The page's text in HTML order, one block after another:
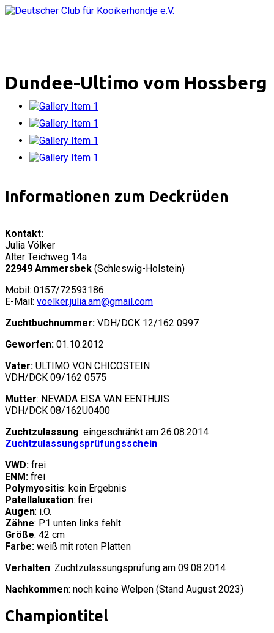
Dundee-Ultimo vom Hossberg
Informationen zum Deckrüden
Kontakt:
Julia Völker
Alter Teichweg 14a
22949 Ammersbek (Schleswig-Holstein)
Mobil: 0157/72593186
E-Mail: voelker.julia.am@gmail.com
Zuchtbuchnummer: VDH/DCK 12/162 0997
Geworfen: 01.10.2012
Vater: ULTIMO VON CHICOSTEIN
VDH/DCK 09/162 0575
Mutter: NEVADA EISA VAN EENTHUIS
VDH/DCK 08/162Ü0400
Zuchtzulassung: eingeschränkt am 26.08.2014
Zuchtzulassungsprüfungsschein
VWD: frei
ENM: frei
Polymyositis: kein Ergebnis
Patellaluxation: frei
Augen: i.O.
Zähne: P1 unten links fehlt
Größe: 42 cm
Farbe: weiß mit roten Platten
Verhalten: Zuchtzulassungsprüfung am 09.08.2014
Nachkommen: noch keine Welpen (Stand August 2023)
Championtitel